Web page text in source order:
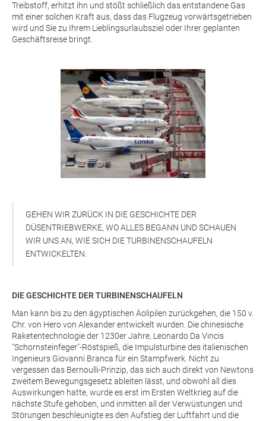
Treibstoff, erhitzt ihn und stößt schließlich das entstandene Gas
mit einer solchen Kraft aus, dass das Flugzeug vorwärtsgetrieben
wird und Sie zu Ihrem Lieblingsurlaubsziel oder Ihrer geplanten
Geschäftsreise bringt.
GEHEN WIR ZURÜCK IN DIE GESCHICHTE DER
DÜSENTRIEBWERKE, WO ALLES BEGANN UND SCHAUEN
WIR UNS AN, WIE SICH DIE TURBINENSCHAUFELN
ENTWICKELTEN.
DIE GESCHICHTE DER TURBINENSCHAUFELN
Man kann bis zu den ägyptischen Äolipilen zurückgehen, die 150 v.
Chr. von Hero von Alexander entwickelt wurden. Die chinesische
Raketentechnologie der 1230er Jahre, Leonardo Da Vincis
"Schornsteinfeger"-Röstspieß, die Impulsturbine des italienischen
Ingenieurs Giovanni Branca für ein Stampfwerk. Nicht zu
vergessen das Bernoulli-Prinzip, das sich auch direkt von Newtons
zweitem Bewegungsgesetz ableiten lässt, und obwohl all dies
Auswirkungen hatte, wurde es erst im Ersten Weltkrieg auf die
nächste Stufe gehoben, und inmitten all der Verwüstungen und
Störungen beschleunigte es den Aufstieg der Luftfahrt und die